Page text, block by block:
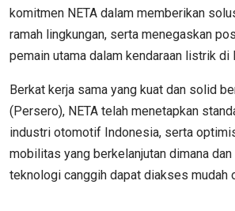
komitmen NETA dalam memberikan
ramah lingkungan, serta menegaskan
pemain utama dalam kendaraan listrik di
Berkat kerja sama yang kuat dan solid
(Persero), NETA telah menetapkan
industri otomotif Indonesia, serta
mobilitas yang berkelanjutan dimana
teknologi canggih dapat diakses mudah